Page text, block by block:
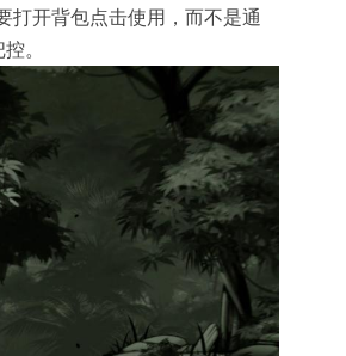
打开背包点击使用，而不是通
。